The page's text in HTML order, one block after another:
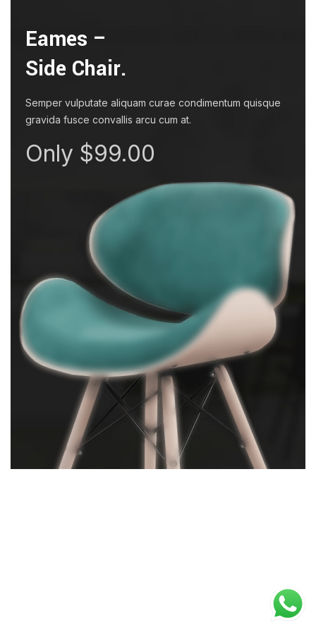
Eames –
Side Chair.
Semper vulputate aliquam curae condimentum quisque
gravida fusce convallis arcu cum at.
Only $99.00